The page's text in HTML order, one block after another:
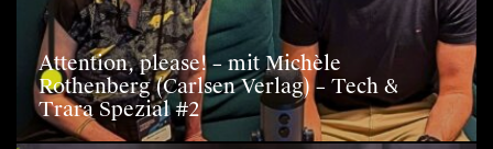
Attention, please! – mit Michèle
Rothenberg (Carlsen Verlag) – Tech &
Trara Spezial #2